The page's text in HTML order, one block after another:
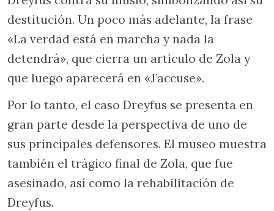
destitución. Un poco más adelante, la frase
«La verdad está en marcha y nada la
detendrá», que cierra un artículo de Zola y
que luego aparecerá en «J’accuse».
Por lo tanto, el caso Dreyfus se presenta en
gran parte desde la perspectiva de uno de
sus principales defensores. El museo muestra
también el trágico final de Zola, que fue
asesinado, así como la rehabilitación de
Dreyfus.